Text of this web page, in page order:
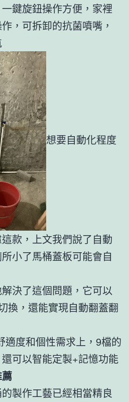
鍵旋鈕操作方便，家裡
，可拆卸的抗菌噴嘴，
想要自動化程度
款，上文我們說了自動
小了馬桶蓋板可能會自
決了這個問題，它可以
換，還能實現自動翻蓋翻
適度和個性需求上，9檔的
可以智能定製+記憶功能
製作工藝已經相當精良